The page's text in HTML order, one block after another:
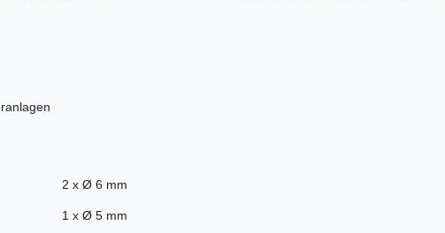
2 x Ø 6 mm
1 x Ø 5 mm